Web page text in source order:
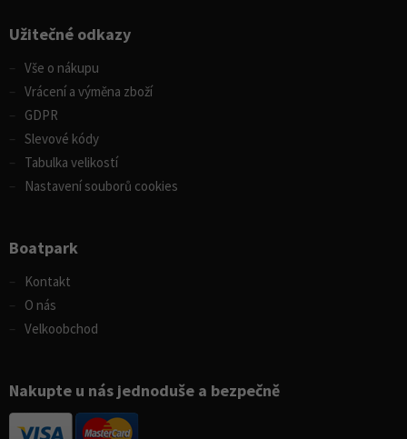
Užitečné odkazy
Vše o nákupu
Vrácení a výměna zboží
GDPR
Slevové kódy
Tabulka velikostí
Nastavení souborů cookies
Boatpark
Kontakt
O nás
Velkoobchod
Nakupte u nás jednoduše a bezpečně